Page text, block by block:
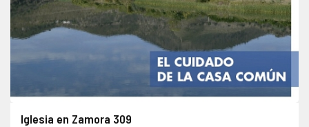
Iglesia en Zamora 309